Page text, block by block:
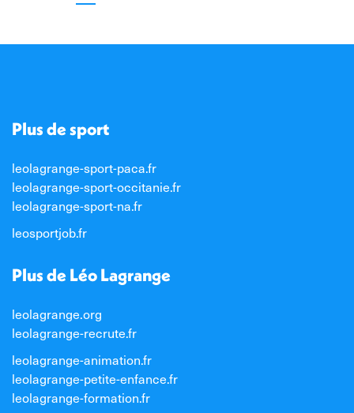
Plus de sport
leolagrange-sport-paca.fr
leolagrange-sport-occitanie.fr
leolagrange-sport-na.fr
leosportjob.fr
Plus de Léo Lagrange
leolagrange.org
leolagrange-recrute.fr
leolagrange-animation.fr
leolagrange-petite-enfance.fr
leolagrange-formation.fr